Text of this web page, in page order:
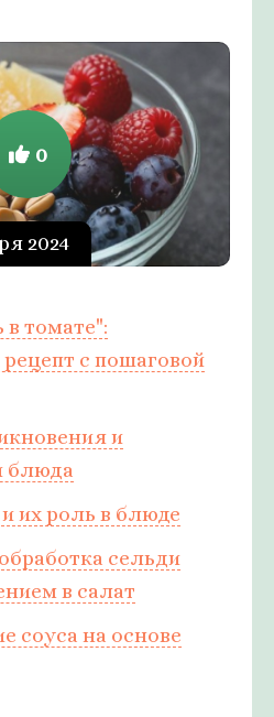
2024
0
в томате":
с пошаговой
и
блюда
их роль в блюде
сельди
в салат
соуса на основе